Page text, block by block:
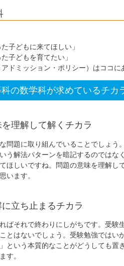
子どもに来てほしい」
子どもを育てたい」
ドミッション・ポリシー）はココに
の数学科が求めているチカ
理解して解くチカラ
問題に取り組んでいることでしょう
う解法パターンを暗記するのではな
ほしいですね。問題の意味を理解し
います。
立ち止まるチカラ
ばそれで終わりにしがちです。受験
とはないでしょう。受験勉強では
という本質的なことがどうしても
す。